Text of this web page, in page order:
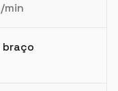
min
braço